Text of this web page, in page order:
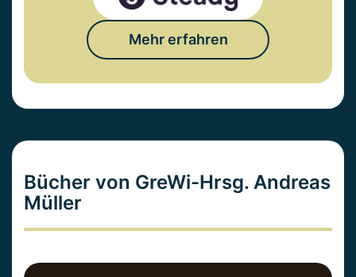
Mehr erfahren
Bücher von GreWi-Hrsg. Andreas
Müller